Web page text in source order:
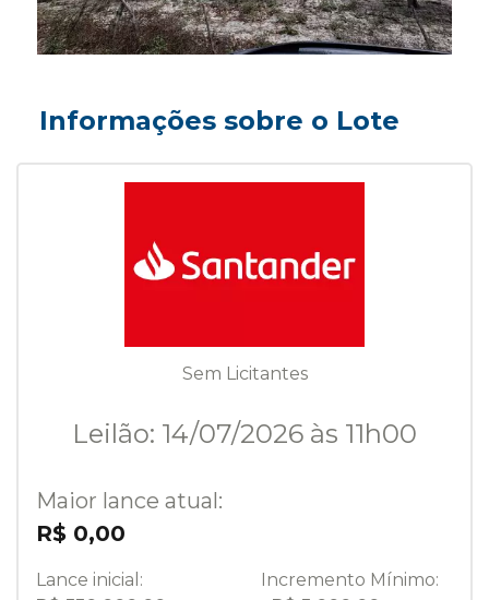
Informações sobre o Lote
Sem Licitantes
Leilão: 14/07/2026 às 11h00
Maior lance atual:
R$ 0,00
Lance inicial:
Incremento Mínimo: